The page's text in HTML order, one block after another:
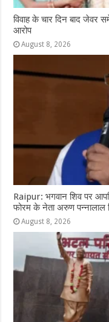
विवाह के चार दिन बाद जेवर
आरोप
August 8, 2026
Raipur: भगवान शिव पर
फोरम के नेता अरुण पन्नालाल
August 8, 2026